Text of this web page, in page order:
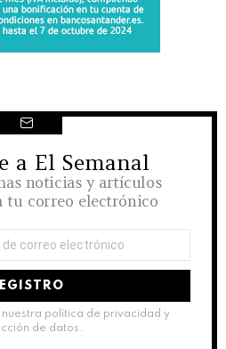
a El Semanal
noticias y artículos
tu correo electrónico
política de privacidad y
de datos.